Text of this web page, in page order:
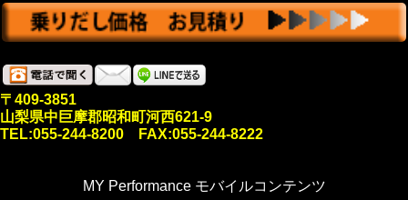
〒409-3851
山梨県中巨摩郡昭和町河西621-9
TEL:055-244-8200 FAX:055-244-8222
MY Performance モバイルコンテンツ